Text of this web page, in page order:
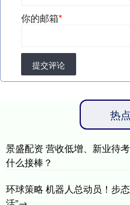
你的邮箱*
提交评论
热
景盛配资 营收低增、新业待
什么接棒？
环球策略 机器人总动员！步